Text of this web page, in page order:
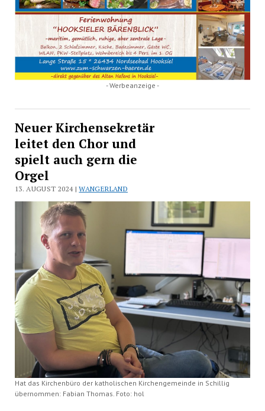
- Werbeanzeige -
Neuer Kirchensekretär
leitet den Chor und
spielt auch gern die
Orgel
13. AUGUST 2024 |WANGERLAND
Hat das Kirchenbüro der katholischen Kirchengemeinde in Schillig
übernommen: Fabian Thomas. Foto: hol